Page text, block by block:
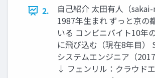
2.
自己紹介 太田有人（sakai-
1987年生まれ ずっと京の
いる コンビニバイト10年
に飛び込む（現在8年目）
システムエンジニア（2017
↓ フェンリル：クラウド